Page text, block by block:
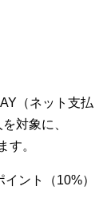
（ネット支払
対象に、
す。
ント（10%）